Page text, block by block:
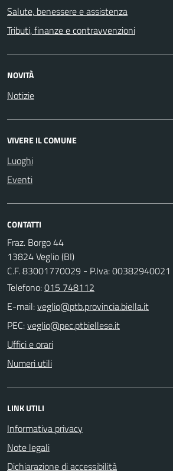
Salute, benessere e assistenza
Tributi, finanze e contravvenzioni
NOVITÀ
Notizie
VIVERE IL COMUNE
Luoghi
Eventi
CONTATTI
Fraz. Borgo 44
13824 Veglio (BI)
C.F. 83001770029 - P.Iva: 00382940021
Telefono:015 748112
E-mail:
PEC:
Uffici e orari
Numeri utili
LINK UTILI
Informativa privacy
Note legali
Dichiarazione di accessibilità